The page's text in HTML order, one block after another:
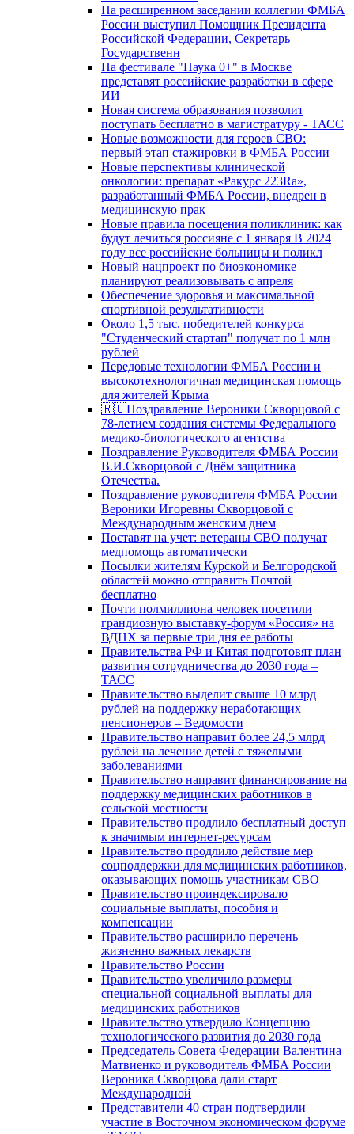
На расширенном заседании коллегии ФМБА
России выступил Помощник Президента
Российской Федерации, Секретарь
Государственн
На фестивале "Наука 0+" в Москве
представят российские разработки в сфере
ИИ
Новая система образования позволит
поступать бесплатно в магистратуру - ТАСС
Новые возможности для героев СВО:
первый этап стажировки в ФМБА России
Новые перспективы клинической
онкологии: препарат «Ракурс 223Ra»,
разработанный ФМБА России, внедрен в
медицинскую прак
Новые правила посещения поликлиник: как
будут лечиться россияне с 1 января В 2024
году все российские больницы и поликл
Новый нацпроект по биоэкономике
планируют реализовывать с апреля
Обеспечение здоровья и максимальной
спортивной результативности
Около 1,5 тыс. победителей конкурса
"Студенческий стартап" получат по 1 млн
рублей
Передовые технологии ФМБА России и
высокотехнологичная медицинская помощь
для жителей Крыма
🇷🇺Поздравление Вероники Скворцовой с
78-летием создания системы Федерального
медико-биологического агентства
Поздравление Руководителя ФМБА России
В.И.Скворцовой с Днём защитника
Отечества.
Поздравление руководителя ФМБА России
Вероники Игоревны Скворцовой с
Международным женским днем
Поставят на учет: ветераны СВО получат
медпомощь автоматически
Посылки жителям Курской и Белгородской
областей можно отправить Почтой
бесплатно
Почти полмиллиона человек посетили
грандиозную выставку-форум «Россия» на
ВДНХ за первые три дня ее работы
Правительства РФ и Китая подготовят план
развития сотрудничества до 2030 года –
ТАСС
Правительство выделит свыше 10 млрд
рублей на поддержку неработающих
пенсионеров – Ведомости
Правительство направит более 24,5 млрд
рублей на лечение детей с тяжелыми
заболеваниями
Правительство направит финансирование на
поддержку медицинских работников в
сельской местности
Правительство продлило бесплатный доступ
к значимым интернет-ресурсам
Правительство продлило действие мер
соцподдержки для медицинских работников,
оказывающих помощь участникам СВО
Правительство проиндексировало
социальные выплаты, пособия и
компенсации
Правительство расширило перечень
жизненно важных лекарств
Правительство России
Правительство увеличило размеры
специальной социальной выплаты для
медицинских работников
Правительство утвердило Концепцию
технологического развития до 2030 года
Председатель Совета Федерации Валентина
Матвиенко и руководитель ФМБА России
Вероника Скворцова дали старт
Международной
Представители 40 стран подтвердили
участие в Восточном экономическом форуме